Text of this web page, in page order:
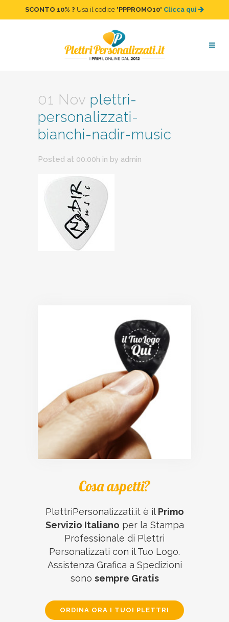
SCONTO 10% ? Usa il codice "PPPROMO10" Clicca qui
plettri-personalizzati-
bianchi-nadir-music
01 Nov plettri-
personalizzati-
bianchi-nadir-music
Posted at 00:00h in by admin
Cosa aspetti?
PlettriPersonalizzati.it è il Primo
Servizio Italiano per la Stampa
Professionale di Plettri
Personalizzati con il Tuo Logo.
Assistenza Grafica a Spedizioni
sono sempre Gratis
ORDINA ORA I TUOI PLETTRI